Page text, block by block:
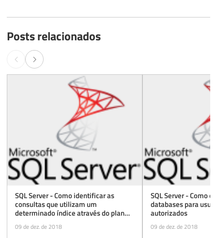
Posts relacionados
SQL Server - Como identificar as
consultas que utilizam um
determinado índice através do plan
cache
09 de dez. de 2018
SQL Server - Como
databases para
autorizados
09 de dez. de 2018